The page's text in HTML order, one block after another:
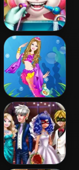
Angela Real
Dentist
Barbie
Mermaid
Princess